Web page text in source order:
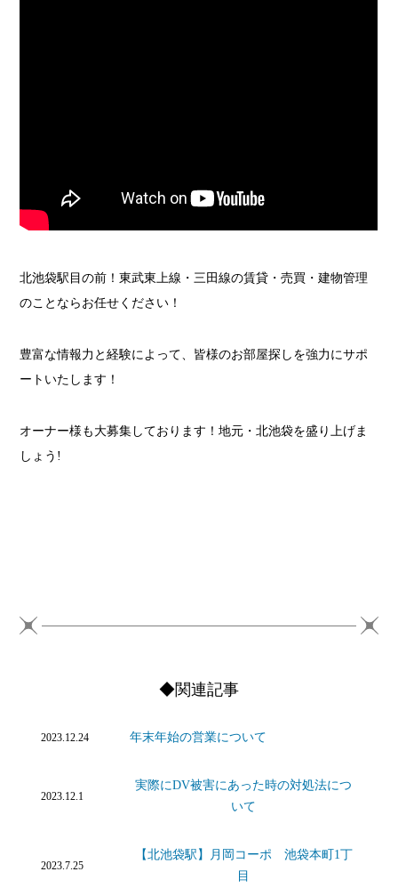
北池袋駅目の前！東武東上線・三田線の賃貸・売買・建物管理
のことならお任せください！
豊富な情報力と経験によって、皆様のお部屋探しを強力にサポ
ートいたします！
オーナー様も大募集しております！地元・北池袋を盛り上げま
しょう!
◆関連記事
2023.12.24 年末年始の営業について
2023.12.1
実際にDV被害にあった時の対処法につ
いて
2023.7.25
【北池袋駅】月岡コーポ 池袋本町1丁
目